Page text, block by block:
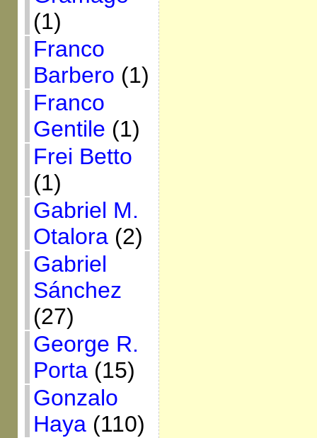
(1)
Franco
Barbero (1)
Franco
Gentile (1)
Frei Betto
(1)
Gabriel M.
Otalora(2)
Gabriel
Sánchez
(27)
George R.
Porta(15)
Gonzalo
Haya(110)